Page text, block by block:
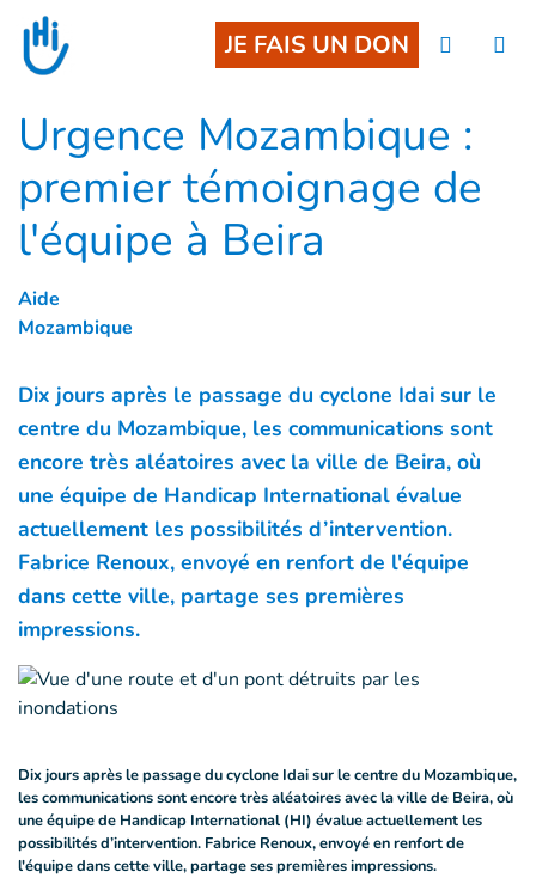
Goto main content
JE FAIS UN DON
Urgence Mozambique :
premier témoignage de
l'équipe à Beira
Aide
Mozambique
Dix jours après le passage du cyclone Idai sur le
centre du Mozambique, les communications sont
encore très aléatoires avec la ville de Beira, où
une équipe de Handicap International évalue
actuellement les possibilités d’intervention.
Fabrice Renoux, envoyé en renfort de l'équipe
dans cette ville, partage ses premières
impressions.
Dix jours après le passage du cyclone Idai sur le centre du Mozambique,
les communications sont encore très aléatoires avec la ville de Beira, où
une équipe de Handicap International (HI) évalue actuellement les
possibilités d’intervention. Fabrice Renoux, envoyé en renfort de
l'équipe dans cette ville, partage ses premières impressions.